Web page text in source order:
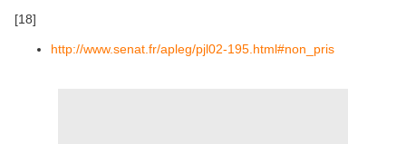
[18]
http://www.senat.fr/apleg/pjl02-195.html#non_pris